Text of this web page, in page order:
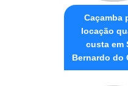
Caçamba
locação
custa em
Bernardo do